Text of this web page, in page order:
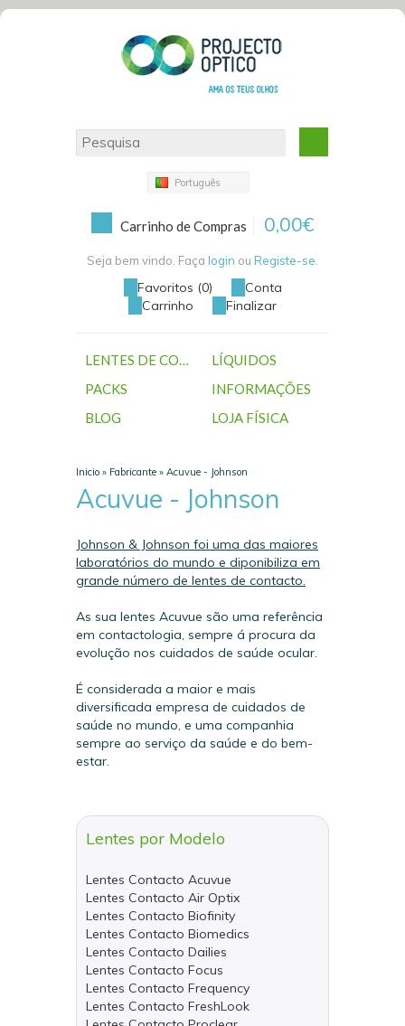
Português
Carrinho de Compras 0,00€
Seja bem vindo. Faça login ou Registe-se
Favoritos (0)
Conta
Carrinho
Finalizar
LENTES DE CONTACTO
LÍQUIDOS
PACKS
INFORMAÇÕES
BLOG
LOJA FÍSICA
Inicio » Fabricante » Acuvue - Johnson
Acuvue - Johnson
Johnson & Johnson foi uma das maiores
laboratórios do mundo e diponibiliza em
grande número de lentes de contacto.
As sua lentes Acuvue são uma referência
em contactologia, sempre á procura da
evolução nos cuidados de saúde ocular.
É considerada a maior e mais
diversificada empresa de cuidados de
saúde no mundo, e uma companhia
sempre ao serviço da saúde e do bem-
estar.
Lentes por Modelo
Lentes Contacto Acuvue
Lentes Contacto Air Optix
Lentes Contacto Biofinity
Lentes Contacto Biomedics
Lentes Contacto Dailies
Lentes Contacto Focus
Lentes Contacto Frequency
Lentes Contacto FreshLook